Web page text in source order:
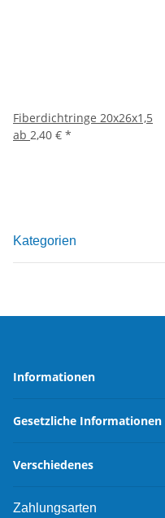
Fiberdichtringe 20x26x1,5
ab 2,40 € *
Kategorien
Informationen
Gesetzliche Informationen
Verschiedenes
Zahlungsarten